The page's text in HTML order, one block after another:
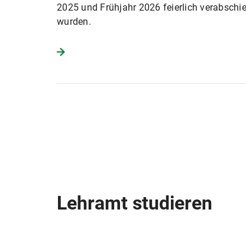
2025 und Frühjahr 2026 feierlich
wurden.
Lehramt studieren